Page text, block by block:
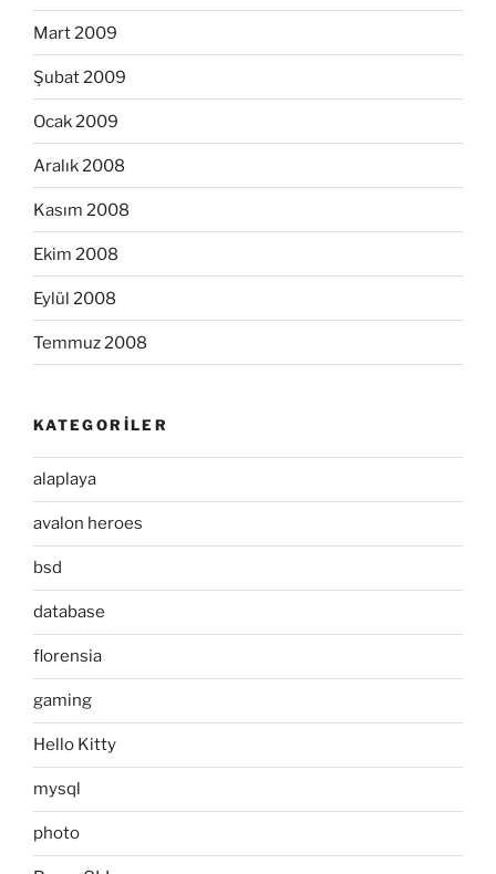
Mart 2009
Şubat 2009
Ocak 2009
Aralık 2008
Kasım 2008
Ekim 2008
Eylül 2008
Temmuz 2008
KATEGORILER
alaplaya
avalon heroes
bsd
database
florensia
gaming
Hello Kitty
mysql
photo